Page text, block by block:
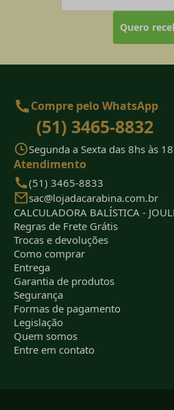
Quero
Compre pelo WhatsApp
(51) 3465-8832
Segunda a Sexta das 8hs às
Atendimento
(51) 3465-8833
sac@lojadacarabina.com.br
CALCULADORA BALÍSTICA -
Regras de Frete Grátis
Trocas e devoluções
Como comprar
Entrega
Garantia de produtos
Segurança
Formas de pagamento
Legislação
Quem somos
Entre em contato